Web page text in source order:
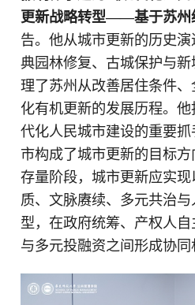
更新战略转型——基于苏州
告。他从城市更新的历史
典园林修复、古城保护与
理了苏州从改善居住条件
化有机更新的发展历程。
代化人民城市建设的重要
市构成了城市更新的目标
存量阶段，城市更新应实
质、文脉赓续、多元共治
型，在政府统筹、产权人
与多元投融资之间形成协同